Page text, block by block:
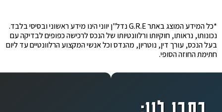
*כל המידע המוצג באתר G.R.E נדל"ן יווני הינו מידע ראשוני ובסיסי בלבד.
נכונותו, נראותו, חוקיותו ורלוונטיותו של הנכס לרכישה כפופים לבדיקה עם
בעל הנכס, עורך דין, נוטריון, מהנדס וכל אנשי המקצוע הרלוונטיים עד ליום
חתימת החוזה הסופי.